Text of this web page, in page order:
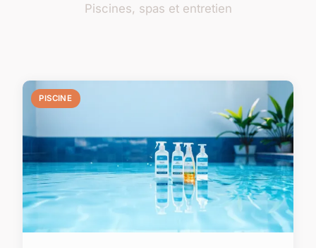
Piscines, spas et entretien
PISCINE